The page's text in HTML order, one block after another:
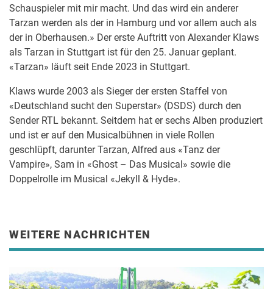
Schauspieler mit mir macht. Und das wird ein anderer
Tarzan werden als der in Hamburg und vor allem auch als
der in Oberhausen.» Der erste Auftritt von Alexander Klaws
als Tarzan in Stuttgart ist für den 25. Januar geplant.
«Tarzan» läuft seit Ende 2023 in Stuttgart.
Klaws wurde 2003 als Sieger der ersten Staffel von
«Deutschland sucht den Superstar» (DSDS) durch den
Sender RTL bekannt. Seitdem hat er sechs Alben produziert
und ist er auf den Musicalbühnen in viele Rollen
geschlüpft, darunter Tarzan, Alfred aus «Tanz der
Vampire», Sam in «Ghost – Das Musical» sowie die
Doppelrolle im Musical «Jekyll & Hyde».
WEITERE NACHRICHTEN